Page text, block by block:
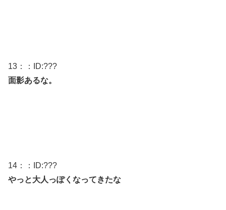
13 ：：ID:???
面影あるな。
14 ：：ID:???
やっと大人っぽくなってきたな